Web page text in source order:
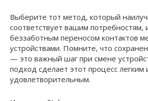
Выберите тот метод, который
соответствует вашим потребностям,
беззаботным переносом контактов
устройствами. Помните, что
— это важный шаг при смене
подход сделает этот процесс легким
удовлетворительным.